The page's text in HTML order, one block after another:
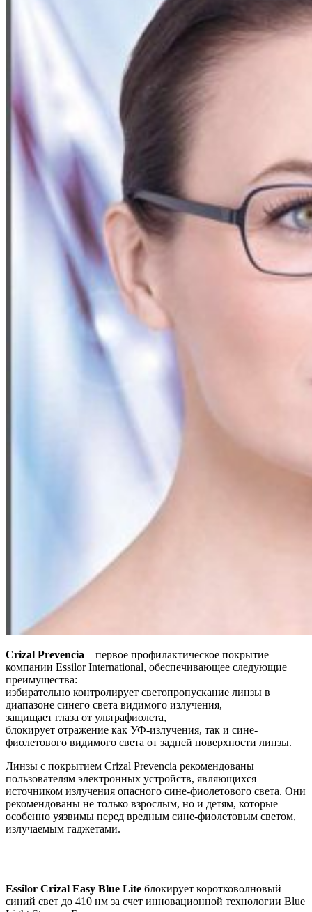
Crizal Prevencia – первое профилактическое покрытие
компании Essilor International, обеспечивающее следующие
преимущества:
избирательно контролирует светопропускание линзы в
диапазоне синего света видимого излучения,
защищает глаза от ультрафиолета,
блокирует отражение как УФ-излучения, так и сине-
фиолетового видимого света от задней поверхности линзы.
Линзы с покрытием Crizal Prevencia рекомендованы
пользователям электронных устройств, являющихся
источником излучения опасного сине-фиолетового света. Они
рекомендованы не только взрослым, но и детям, которые
особенно уязвимы перед вредным сине-фиолетовым светом,
излучаемым гаджетами.
Essilor Crizal Easy Blue Lite блокирует коротковолновый
синий свет до 410 нм за счет инновационной технологии Blue